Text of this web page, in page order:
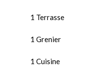
1 Terrasse
1 Grenier
1 Cuisine